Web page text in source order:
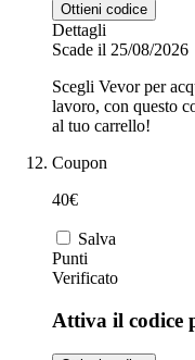
Ottieni codice
Dettagli
Scade il 25/08/2026
Scegli Vevor per
lavoro, con questo
al tuo carrello!
Coupon
40€
Salva
Punti
Verificato
Attiva il codice